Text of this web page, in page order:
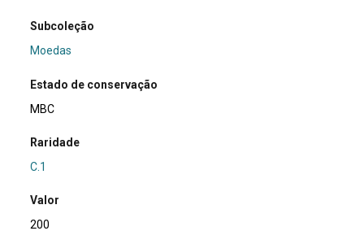
Subcoleção
Moedas
Estado de conservação
MBC
Raridade
C.1
Valor
200